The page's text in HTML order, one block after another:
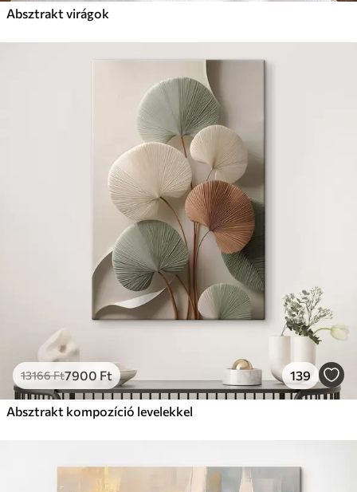
Absztrakt virágok
13166Ft7900 Ft 139
Absztrakt kompozíció levelekkel